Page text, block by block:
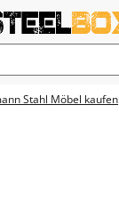
Stahl Möbel kaufen